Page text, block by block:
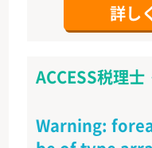
詳し
ACCESS税理
Warning: